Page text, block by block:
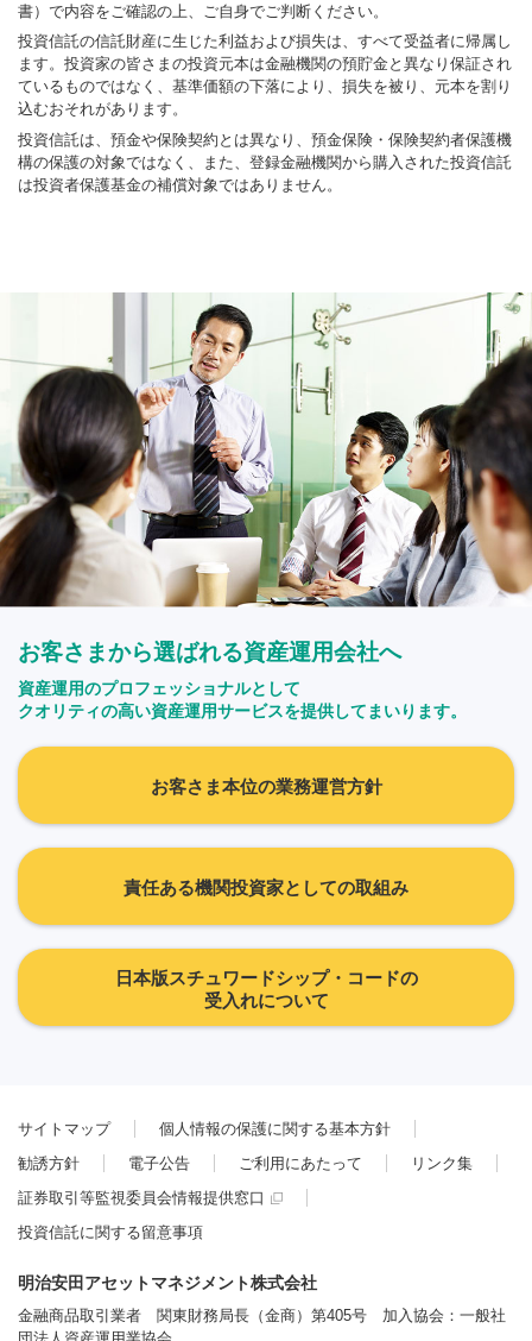
書）で内容をご確認の上、ご自身でご判断ください。
投資信託の信託財産に生じた利益および損失は、すべて受益者に帰属し
ます。投資家の皆さまの投資元本は金融機関の預貯金と異なり保証され
ているものではなく、基準価額の下落により、損失を被り、元本を割り
込むおそれがあります。
投資信託は、預金や保険契約とは異なり、預金保険・保険契約者保護機
構の保護の対象ではなく、また、登録金融機関から購入された投資信託
は投資者保護基金の補償対象ではありません。
お客さまから選ばれる資産運用会社へ
資産運用のプロフェッショナルとして
クオリティの高い資産運用サービスを提供してまいります。
お客さま本位の業務運営方針
責任ある機関投資家としての取組み
日本版スチュワードシップ・コードの
受入れについて
サイトマップ
個人情報の保護に関する基本方針
勧誘方針
電子公告 ご利用にあたって
リンク集
証券取引等監視委員会情報提供窓口
投資信託に関する留意事項
明治安田アセットマネジメント株式会社
金融商品取引業者 関東財務局長（金商）第405号 加入協会：一般社